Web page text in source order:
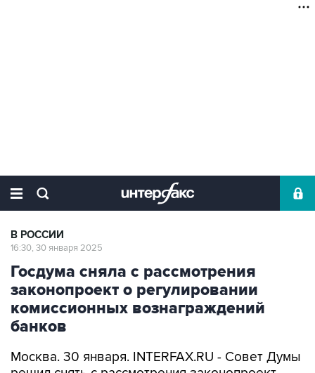
В РОССИИ
16:30, 30 января 2025
Госдума сняла с рассмотрения
законопроект о регулировании
комиссионных вознаграждений
банков
Москва. 30 января. INTERFAX.RU - Совет Думы